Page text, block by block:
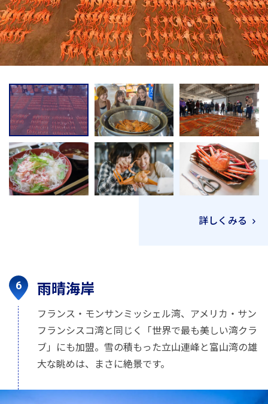
詳しくみる
雨晴海岸
フランス・モンサンミッシェル湾、アメリカ・サン
フランシスコ湾と同じく「世界で最も美しい湾クラ
ブ」にも加盟。雪の積もった立山連峰と富山湾の雄
大な眺めは、まさに絶景です。